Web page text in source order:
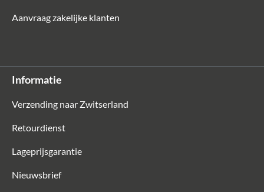
Aanvraag zakelijke klanten
Informatie
Verzending naar Zwitserland
Retourdienst
Lageprijsgarantie
Nieuwsbrief